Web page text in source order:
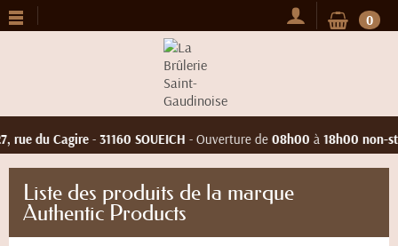
0
rue du Cagire- 31160 SOUEICH- Ouverture de 08h00à 18h00 non-
Liste des produits de la marque
Authentic Products